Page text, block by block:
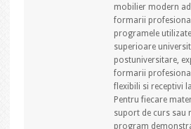
mobilier modern
formarii
programele
superioare
postuniversitare,
formarii
flexibili si receptivi
Pentru fiecare
suport de curs sau
program